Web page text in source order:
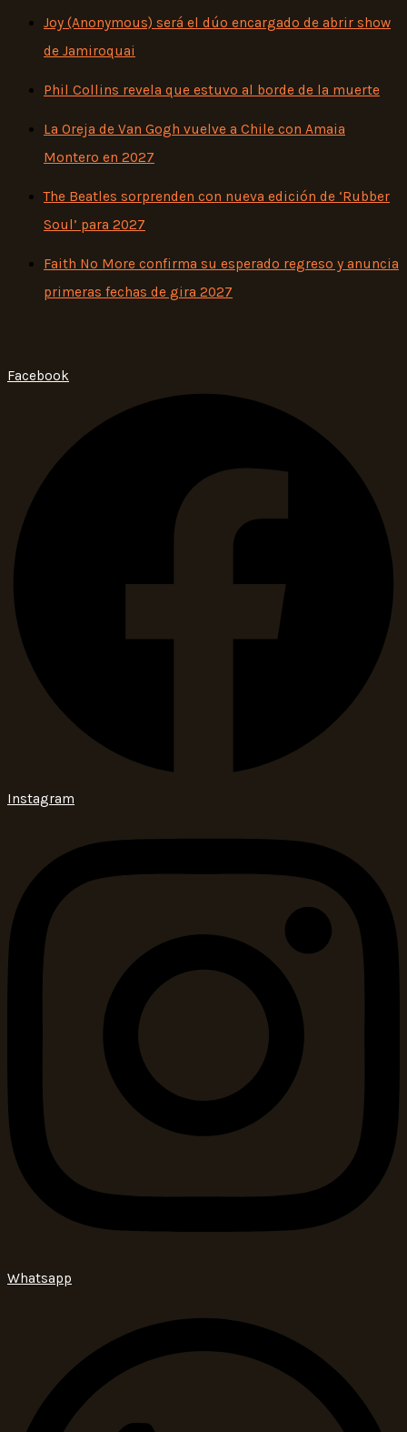
Joy (Anonymous) será el dúo encargado de abrir show
de Jamiroquai
Phil Collins revela que estuvo al borde de la muerte
La Oreja de Van Gogh vuelve a Chile con Amaia
Montero en 2027
The Beatles sorprenden con nueva edición de ‘Rubber
Soul’ para 2027
Faith No More confirma su esperado regreso y anuncia
primeras fechas de gira 2027
Facebook
Instagram
Whatsapp